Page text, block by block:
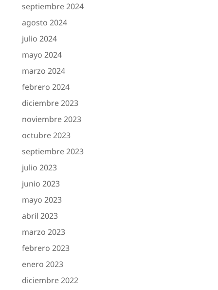
septiembre 2024
agosto 2024
julio 2024
mayo 2024
marzo 2024
febrero 2024
diciembre 2023
noviembre 2023
octubre 2023
septiembre 2023
julio 2023
junio 2023
mayo 2023
abril 2023
marzo 2023
febrero 2023
enero 2023
diciembre 2022